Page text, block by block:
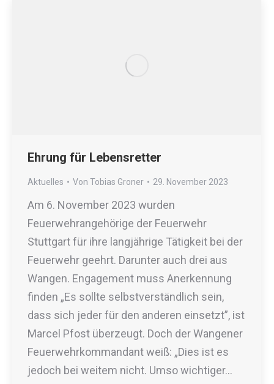
Ehrung für Lebensretter
Aktuelles Von Tobias Groner 29. November 2023
Am 6. November 2023 wurden
Feuerwehrangehörige der Feuerwehr
Stuttgart für ihre langjährige Tätigkeit bei der
Feuerwehr geehrt. Darunter auch drei aus
Wangen. Engagement muss Anerkennung
finden „Es sollte selbstverständlich sein,
dass sich jeder für den anderen einsetzt”, ist
Marcel Pfost überzeugt. Doch der Wangener
Feuerwehrkommandant weiß: „Dies ist es
jedoch bei weitem nicht. Umso wichtiger…